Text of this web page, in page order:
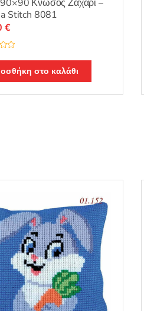
Κνωσός Ζαχαρί –
Stitch 8081
€
στο καλάθι